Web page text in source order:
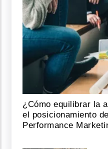
¿Cómo equilibrar la
el posicionamiento
Performance